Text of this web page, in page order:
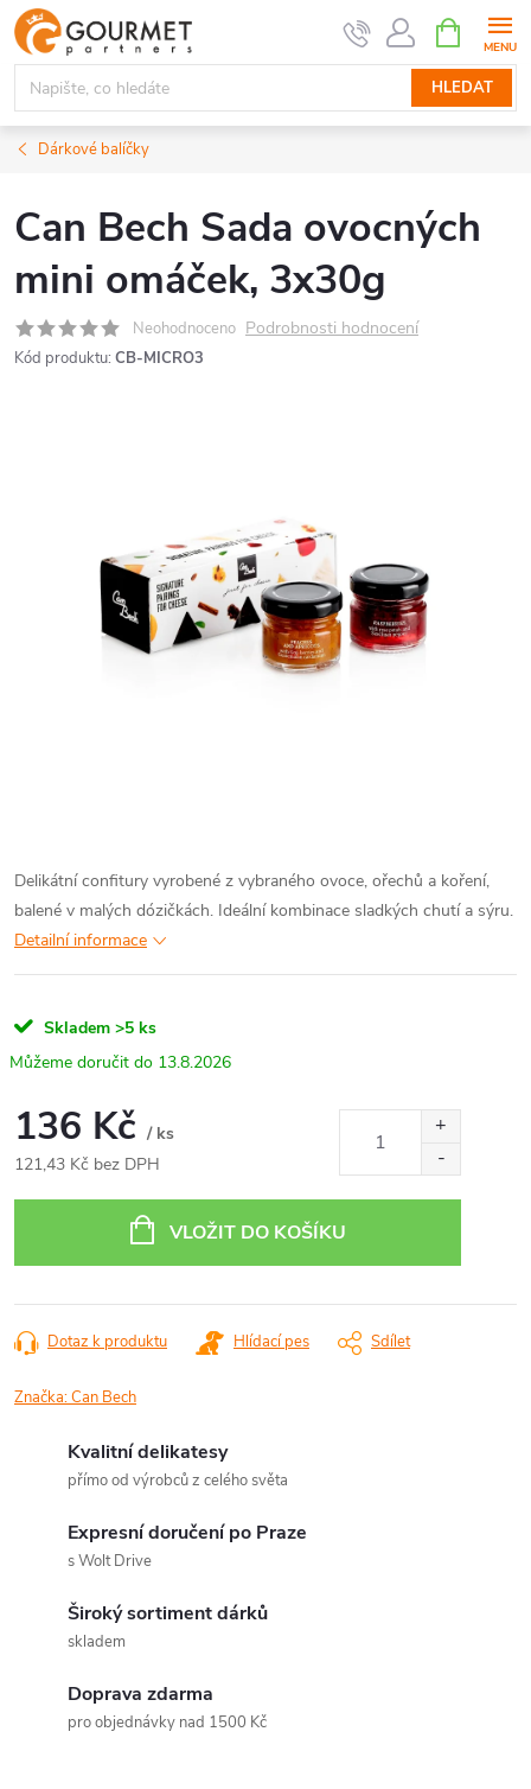
Přejít
na
obsah
HLEDAT
NÁKUPNÍ
KOŠÍK
Dárkové balíčky
Can Bech Sada ovocných
mini omáček, 3x30g
Neohodnoceno Podrobnosti hodnocení
Kód produktu: CB-MICRO3
Delikátní confitury vyrobené z vybraného ovoce, ořechů a koření,
balené v malých dózičkách. Ideální kombinace sladkých chutí a sýru.
Detailní informace
Skladem >5 ks
13.8.2026
136 Kč / ks
121,43 Kč bez DPH
VLOŽIT DO KOŠÍKU
Dotaz k produktu Hlídací pes Sdílet
Značka:Can Bech
Kvalitní delikatesy
přímo od výrobců z celého světa
Expresní doručení po Praze
s Wolt Drive
Široký sortiment dárků
skladem
Doprava zdarma
pro objednávky nad 1500 Kč